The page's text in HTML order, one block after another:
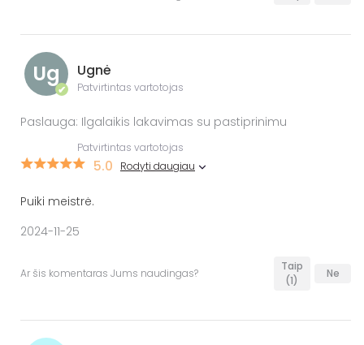
Ug
✔
Ugnė
Patvirtintas vartotojas
Paslauga: Ilgalaikis lakavimas su pastiprinimu
Patvirtintas vartotojas
5.0 Rodyti daugiau
Puiki meistrė.
2024-11-25
Ar šis komentaras Jums naudingas?
Taip
(1)
Ne